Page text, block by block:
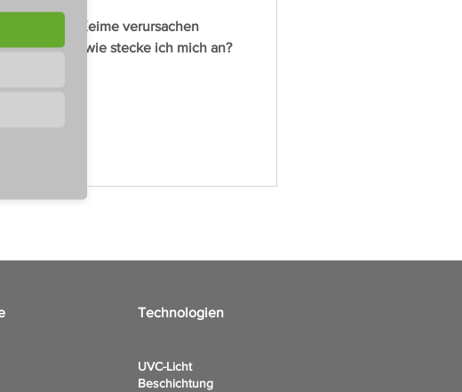
- Welche Keime verursachen
und wie stecke ich mich an?
kompakt...
Technologien
UVC-Licht
Beschichtung